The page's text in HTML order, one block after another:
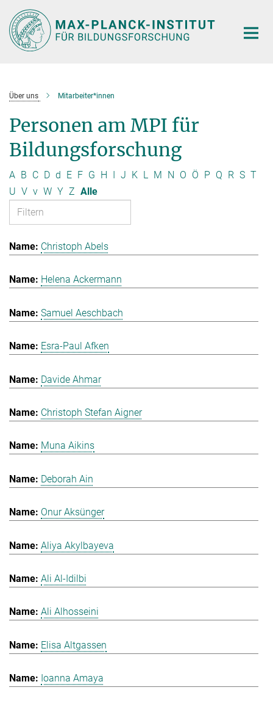
Hauptinhalt
Über uns Mitarbeiter*innen
Personen am MPI für
Bildungsforschung
A B C D d E F G H I J K L M N O Ö P Q R S T
U V v W Y Z Alle
Christoph Abels
Helena Ackermann
Samuel Aeschbach
Esra-Paul Afken
Davide Ahmar
Christoph Stefan Aigner
Muna Aikins
Deborah Ain
Onur Aksünger
Aliya Akylbayeva
Ali Al-Idilbi
Ali Alhosseini
Elisa Altgassen
Ioanna Amaya